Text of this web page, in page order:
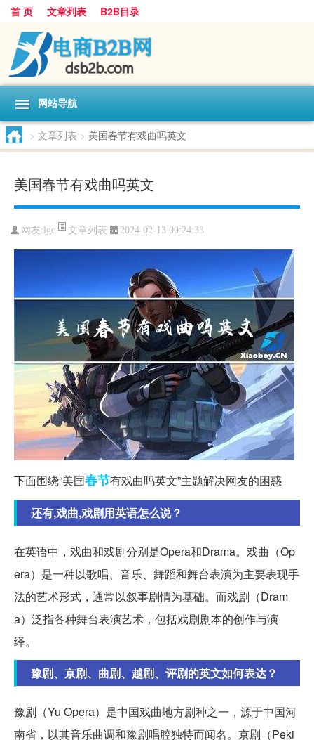
首 页 文章列表 B2B目录
网站导航
> 文章列表 > 美国春节有戏曲吗英文
美国春节有戏曲吗英文
网友:lgc 文章列表 2024-02-13 00:24:33
下面围绕“美国春节有戏曲吗英文”主题解决网友的困惑
还有,戏曲,戏剧用英语怎么说？
在英语中，戏曲和戏剧分别是Opera和Drama。戏曲（Op
era）是一种以歌唱、音乐、舞蹈和舞台表演为主要表现手
法的艺术形式，通常以叙事剧情为基础。而戏剧（Dram
a）泛指各种舞台表演艺术，包括戏剧剧本的创作与演
绎。
豫剧、京剧、曲剧、越剧、评剧的英文如何表达？
豫剧（Yu Opera）是中国戏曲地方剧种之一，源于中国河
南省，以其音乐曲调和豫剧唱腔独特而闻名。京剧（Peki